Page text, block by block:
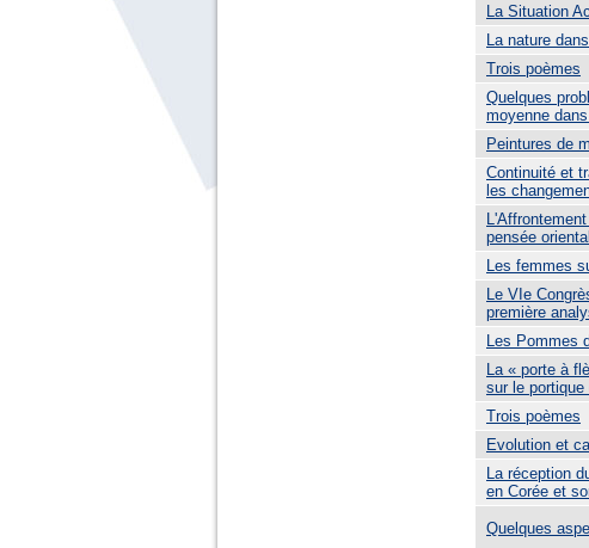
La Situation
La nature
Trois poèmes
Quelques
moyenne
Peintures de
Continuité et
les
pensée
Les femmes
Le VIe
première
Les Pommes
La « porte à
sur le portique
Trois poèmes
Evolution et
La réception
en Corée et
Quelques